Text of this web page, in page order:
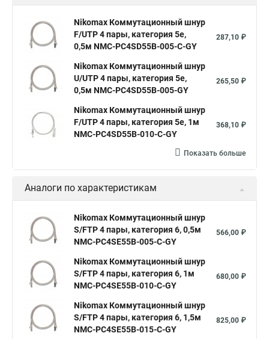
Nikomax Коммутационный шнур
F/UTP 4 пары, категория 5е,
0,5м NMC-PC4SD55B-005-C-GY
287,10 ₽
Nikomax Коммутационный шнур
U/UTP 4 пары, категория 5е,
0,5м NMC-PC4SD55B-005-GY
265,50 ₽
Nikomax Коммутационный шнур
F/UTP 4 пары, категория 5е, 1м
NMC-PC4SD55B-010-C-GY
368,10 ₽
Показать больше
Аналоги по характеристикам
Nikomax Коммутационный шнур
S/FTP 4 пары, категория 6, 0,5м
NMC-PC4SE55B-005-C-GY
566,00 ₽
Nikomax Коммутационный шнур
S/FTP 4 пары, категория 6, 1м
NMC-PC4SE55B-010-C-GY
680,00 ₽
Nikomax Коммутационный шнур
S/FTP 4 пары, категория 6, 1,5м
NMC-PC4SE55B-015-C-GY
825,00 ₽